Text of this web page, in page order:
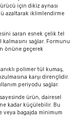
için dikiz aynası
azaltarak iklimlendirme
saran esnek çelik tel
sağlar. Formunu
önüne geçerek
polimer tül kumaş,
karşı dirençlidir.
periyodu sağlar.
ürün, dairesel
kadar küçülebilir. Bu
veya bagajda minimum